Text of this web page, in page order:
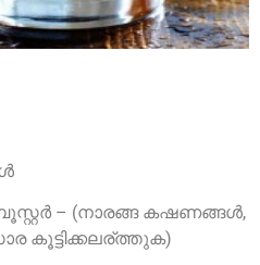
– (നാരങ്ങ കഷണങ്ങൾ,
കൂട്ടിക്കലര്ത്തുക)